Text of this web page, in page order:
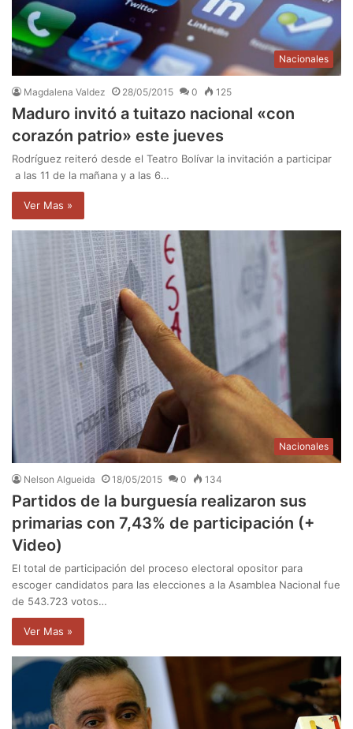
Nacionales
Magdalena Valdez 28/05/2015 0 125
Maduro invitó a tuitazo nacional «con
corazón patrio» este jueves
Rodríguez reiteró desde el Teatro Bolívar la invitación a participar
a las 11 de la mañana y a las 6…
Ver Mas »
Nacionales
Nelson Algueida 18/05/2015 0 134
Partidos de la burguesía realizaron sus
primarias con 7,43% de participación (+
Video)
El total de participación del proceso electoral opositor para
escoger candidatos para las elecciones a la Asamblea Nacional fue
de 543.723 votos…
Ver Mas »